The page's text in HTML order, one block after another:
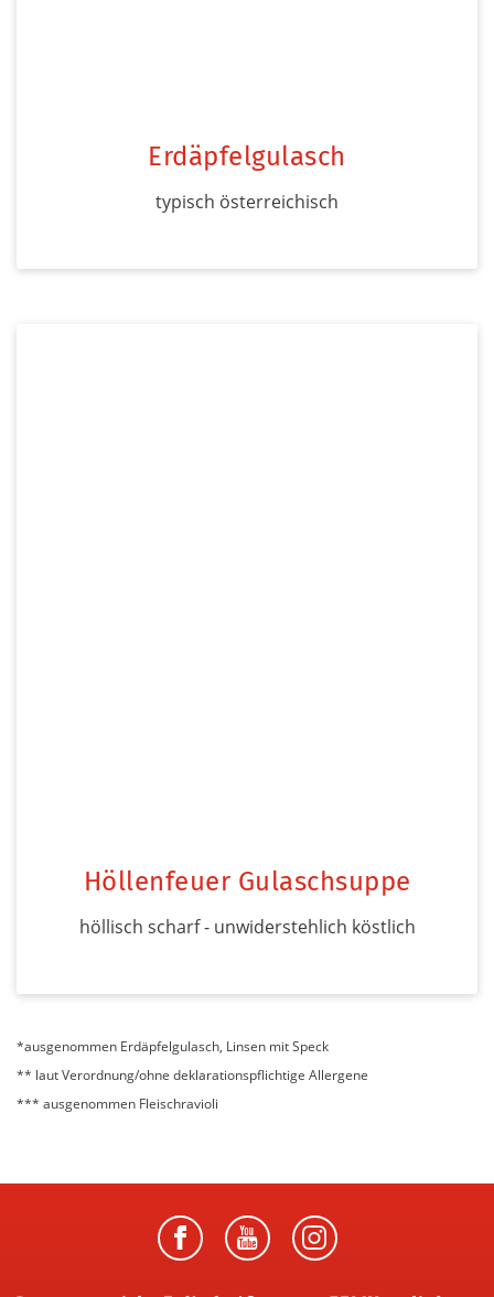
Erdäpfelgulasch
typisch österreichisch
Höllenfeuer Gulaschsuppe
höllisch scharf - unwiderstehlich köstlich
*ausgenommen Erdäpfelgulasch, Linsen mit Speck
** laut Verordnung/ohne deklarationspflichtige Allergene
*** ausgenommen Fleischravioli